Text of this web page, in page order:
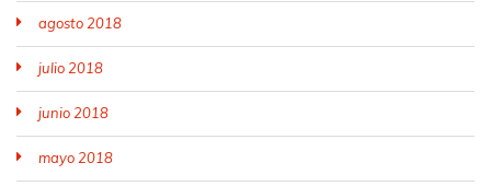
agosto 2018
julio 2018
junio 2018
mayo 2018